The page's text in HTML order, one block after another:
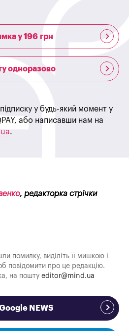
у 196 грн
одноразово
у будь-який момент у
або написавши нам на
.
, редакторка стрічки
помилку, виділіть її мишкою і
повідомити про це редакцію.
на пошту editor@mind.ua
NEWS